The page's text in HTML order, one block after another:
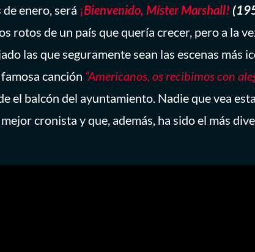
de enero, será ¡Bienvenido, Míster Marshall!
rotos de un país que quería crecer, pero a la
las que seguramente sean las escenas más
canción “Americanos, os recibimos con
el balcón del ayuntamiento. Nadie que vea
cronista y que, además, ha sido el más